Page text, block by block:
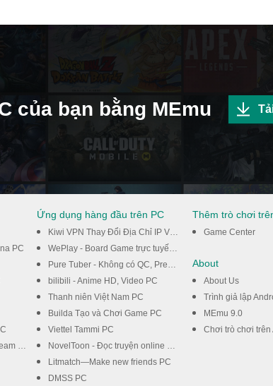
của bạn bằng MEmu
PC
PC
Ứng dụng hàng đầu trên PC
Kiwi VPN Thay Đổi Địa Chỉ IP Vào Mạng Nhanh PC
WePlay - Board Game trực tuyến PC
Pure Tuber - Không có QC, Premium miễn phí PC
bilibili - Anime HD, Video PC
Thanh niên Việt Nam PC
Builda Tạo và Chơi Game PC
Viettel Tammi PC
NovelToon - Đọc truyện online miễn phí PC
Litmatch—Make new friends PC
DMSS PC
Thêm trò chơi
Game Center
About
About Us
Trình giả lập
MEmu 9.0
Chơi trò chơi trên